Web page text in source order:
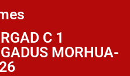
C 1
MORHUA-